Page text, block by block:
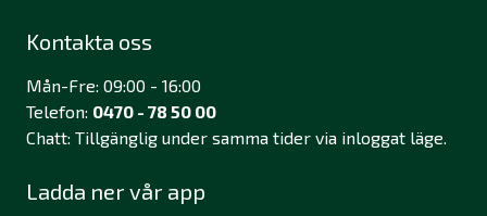
Kontakta oss
Mån-Fre: 09:00 - 16:00
Telefon: 0470 - 78 50 00
Chatt: Tillgänglig under samma tider via inloggat läge.
Ladda ner vår app